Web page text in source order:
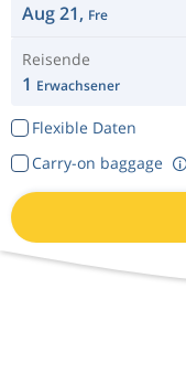
Aug 21, Fre
Reisende
1 Erwachsener
Flexible Daten
Carry-on baggage